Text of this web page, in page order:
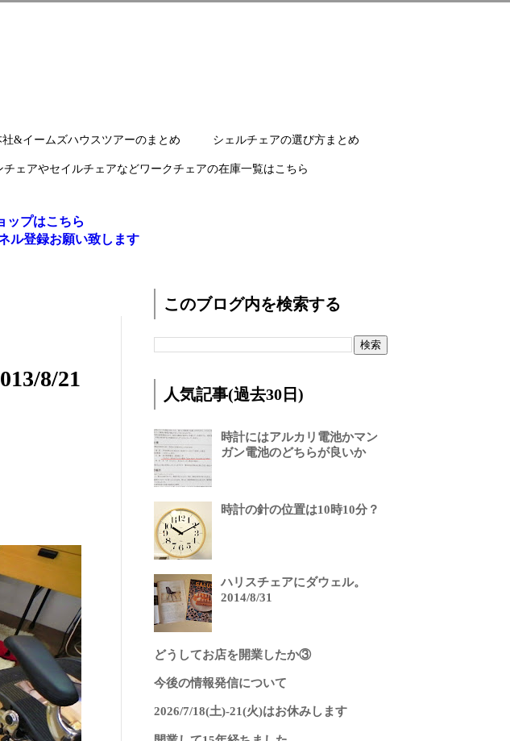
&イームズハウスツアーのまとめ シェルチェアの選び方まとめ
チェアやセイルチェアなどワークチェアの在庫一覧はこちら
ップはこちら
ル登録お願い致します
8/21
このブログ内を検索する
人気記事(過去30日)
時計にはアルカリ電池かマン
ガン電池のどちらが良いか
時計の針の位置は10時10分？
ハリスチェアにダウェル。
2014/8/31
どうしてお店を開業したか③
今後の情報発信について
2026/7/18(土)-21(火)はお休みします